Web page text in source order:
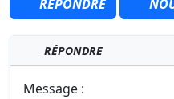
RÉPONDRE
RÉPONDRE
Message :